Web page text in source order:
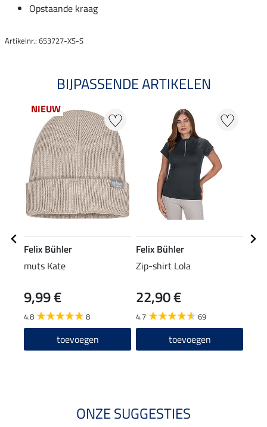
Opstaande kraag
Artikelnr.: 653727-XS-S
BIJPASSENDE ARTIKELEN
NIEUW
Felix Bühler
muts Kate
9,99 €
4.8 8
toevoegen
Felix Bühler
Zip-shirt Lola
22,90 €
4.7 69
toevoegen
ONZE SUGGESTIES